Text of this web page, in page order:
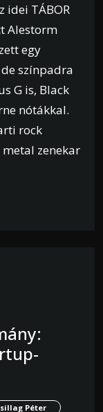
idei TÁBOR
Alestorm
egy
színpadra
G is, Black
nótákkal.
rock
zenekar
Péter